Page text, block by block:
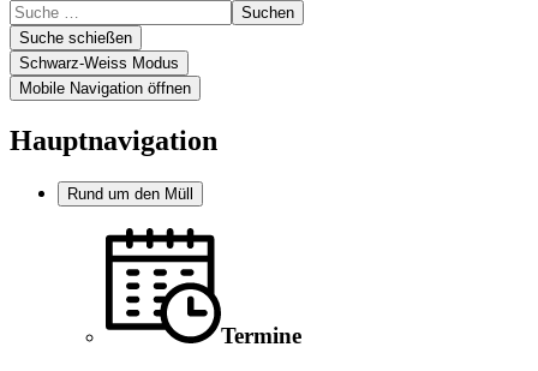
Suchen
Suche schießen
Schwarz-Weiss Modus
Mobile Navigation öffnen
Hauptnavigation
Rund um den Müll
Termine